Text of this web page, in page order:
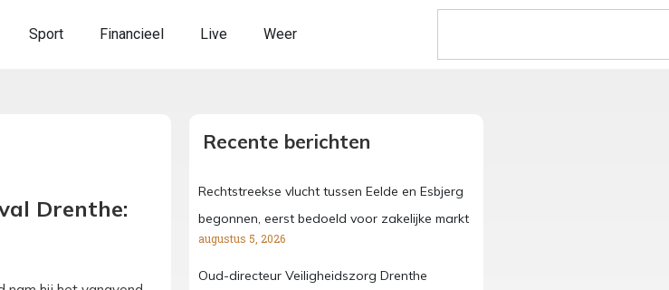
Sport Financieel Live Weer
Drenthe:
Recente berichten
Rechtstreekse vlucht tussen Eelde en Esbjerg
begonnen, eerst bedoeld voor zakelijke markt
augustus 5, 2026
Oud-directeur Veiligheidszorg Drenthe